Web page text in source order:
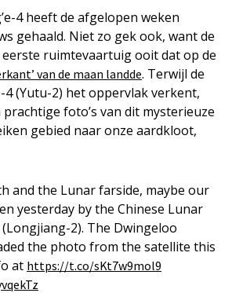
4 heeft de afgelopen weken
gehaald. Niet zo gek ook, want de
ruimtevaartuig ooit dat op de
van de maan landde. Terwijl de
4 (Yutu-2) het oppervlak verkent,
foto’s van dit mysterieuze
gebied naar onze aardkloot,
and the Lunar farside, maybe our
yesterday by the Chinese Lunar
2). The Dwingeloo
the photo from the satellite this
at https://t.co/sKt7w9mol9